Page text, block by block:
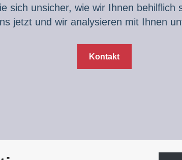
sich unsicher, wie wir Ihnen behilflich
jetzt und wir analysieren mit Ihnen
Kontakt